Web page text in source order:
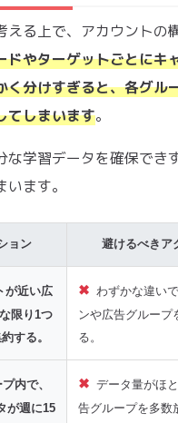
える上で、アカウントの
ドやターゲットごとにキ
く分けすぎると、各グル
てしまいます。
な学習データを確保でき
ます。
ョン 避けるべきア
が近い広
限り1つ
する。
わずかな違い
ンや広告グループ
る。
内で、
が週に15
データ量がほ
告グループを多数